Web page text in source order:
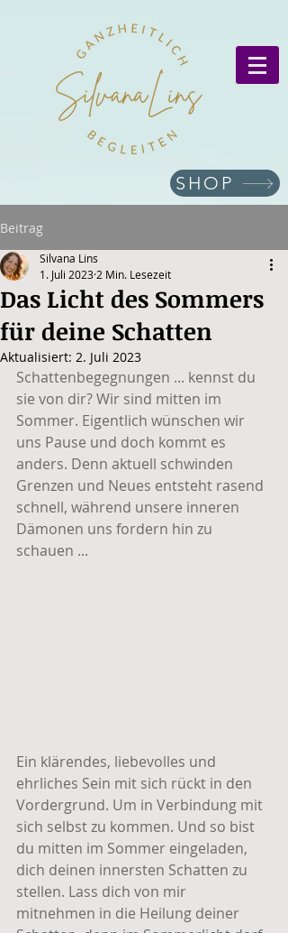
SHOP
Beitrag
Das Licht des Sommers
für deine Schatten
Silvana Lins
1. Juli 2023 2 Min. Lesezeit
Aktualisiert: 2. Juli 2023
Schattenbegegnungen ... kennst du
sie von dir? Wir sind mitten im
Sommer. Eigentlich wünschen wir
uns Pause und doch kommt es
anders. Denn aktuell schwinden
Grenzen und Neues entsteht rasend
schnell, während unsere inneren
Dämonen uns fordern hin zu
schauen ...
Ein klärendes, liebevolles und
ehrliches Sein mit sich rückt in den
Vordergrund. Um in Verbindung mit
sich selbst zu kommen. Und so bist
du mitten im Sommer eingeladen,
dich deinen innersten Schatten zu
stellen. Lass dich von mir
mitnehmen in die Heilung deiner